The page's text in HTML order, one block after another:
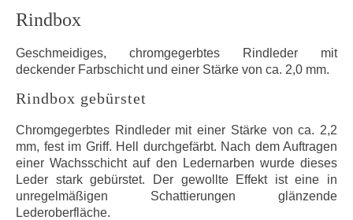
Rindbox
Geschmeidiges, chromgegerbtes Rindleder mit
deckender Farbschicht und einer Stärke von ca. 2,0 mm.
Rindbox gebürstet
Chromgegerbtes Rindleder mit einer Stärke von ca. 2,2
mm, fest im Griff. Hell durchgefärbt. Nach dem Auftragen
einer Wachsschicht auf den Ledernarben wurde dieses
Leder stark gebürstet. Der gewollte Effekt ist eine in
unregelmäßigen Schattierungen glänzende
Lederoberfläche.